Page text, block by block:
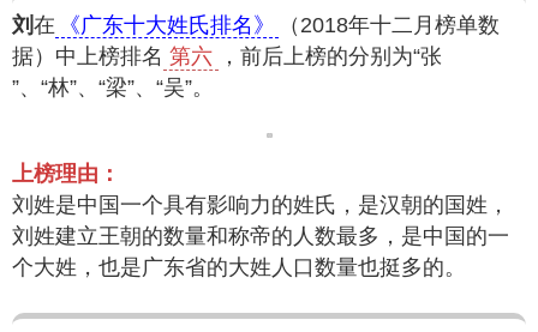
刘 在 《广东十大姓氏排名》
（2018年十二月榜单数
据）中上榜排名 第六
，前后上榜的分别为“张
”、“林”、“梁”、“吴”。
上榜理由：
刘姓是中国一个具有影响力的姓氏，是汉朝的国姓，
刘姓建立王朝的数量和称帝的人数最多，是中国的一
个大姓，也是广东省的大姓人口数量也挺多的。